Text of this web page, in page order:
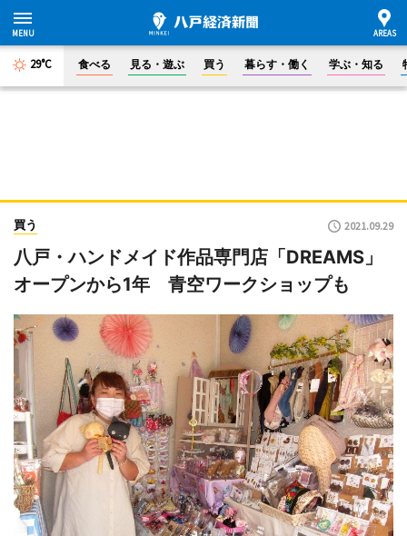
29°C 食べる 見る・遊ぶ 買う 暮らす・働く 学ぶ・知る
買う 2021.09.29
八戸・ハンドメイド作品専門店「DREAMS」
オープンから1年 青空ワークショップも